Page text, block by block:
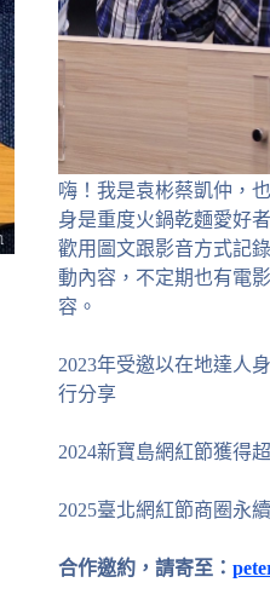
嗨！我是袁彬蔡凱仲，
身是重度火鍋乾麵愛好
歡用圖文跟影音方式記
動內容，不定期也有電
容。
2023年受邀以在地達人
行分享
2024新寶島網紅節獲得
2025臺北網紅節商圈永
合作邀約，請寄至：